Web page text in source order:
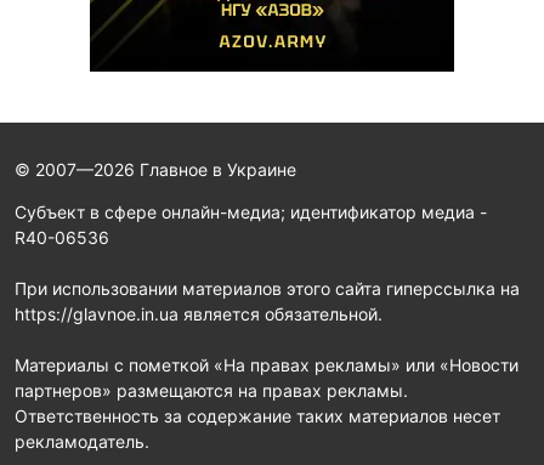
© 2007—2026 Главное в Украине
Субъект в сфере онлайн-медиа; идентификатор медиа -
R40-06536
При использовании материалов этого сайта гиперссылка на
https://glavnoe.in.ua является обязательной.
Материалы с пометкой «На правах рекламы» или «Новости
партнеров» размещаются на правах рекламы.
Ответственность за содержание таких материалов несет
рекламодатель.